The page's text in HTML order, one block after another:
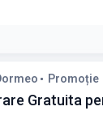
te la
achizitie
Promoție
Gratuita